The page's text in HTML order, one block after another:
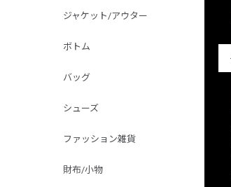
ジャケット/アウター
ボトム
バッグ
シューズ
ファッション雑貨
財布/小物
別注限定 フード付き チェックシャツジャケット